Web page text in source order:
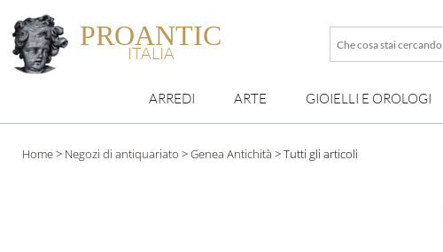
PROANTIC
ITALIA
Che
cercando
esattamente
ARREDI ARTE GIOIELLI E OROLOGI
Home> Negozi di antiquariato >Genea Antichità >Tutti gli articoli